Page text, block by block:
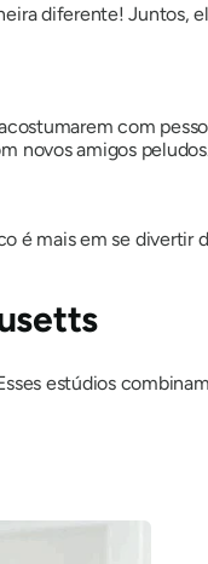
diferente! Juntos,
com
novos amigos
é mais em se divertir
estúdios